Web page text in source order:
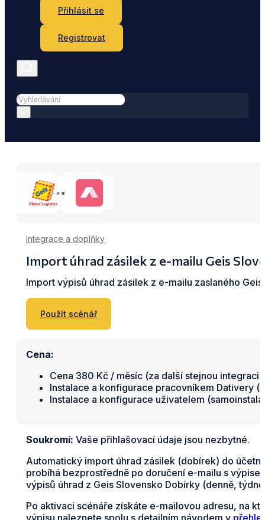
Přihlásit se
Registrovat
Hledat
Integrace a doplňky
Import úhrad zásilek z e-mailu Geis
Import výpisů úhrad zásilek z e-mailu zaslaného
Použít scénář
Cena:
Cena 380 Kč / měsíc (za další stejnou integraci
Instalace a konfigurace pracovníkem Dativery (
Instalace a konfigurace uživatelem
Soukromí: Vaše přihlašovací údaje jsou nezbytné.
Automatický import úhrad zásilek (dobírek) do
probíhá bezprostředně po doručení e-mailu s
výpisů úhrad z Geis Slovensko Dobírky (denně,
Po aktivaci scénáře získáte e-mailovou adresu, na
výpisu naleznete spolu s detailním návodem v